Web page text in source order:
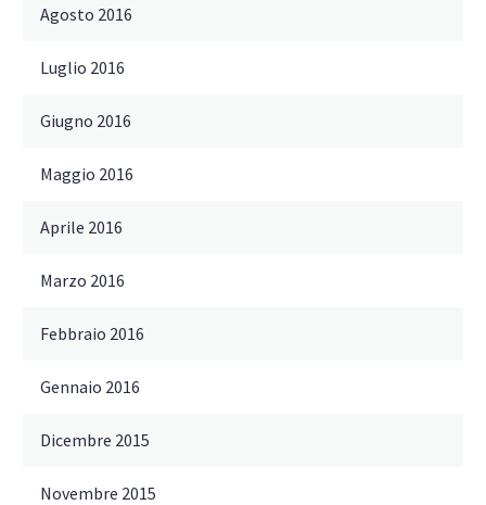
Agosto 2016
Luglio 2016
Giugno 2016
Maggio 2016
Aprile 2016
Marzo 2016
Febbraio 2016
Gennaio 2016
Dicembre 2015
Novembre 2015